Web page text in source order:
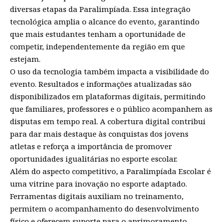
diversas etapas da Paralimpíada. Essa integração
tecnológica amplia o alcance do evento, garantindo
que mais estudantes tenham a oportunidade de
competir, independentemente da região em que
estejam.
O uso da tecnologia também impacta a visibilidade do
evento. Resultados e informações atualizadas são
disponibilizados em plataformas digitais, permitindo
que familiares, professores e o público acompanhem as
disputas em tempo real. A cobertura digital contribui
para dar mais destaque às conquistas dos jovens
atletas e reforça a importância de promover
oportunidades igualitárias no esporte escolar.
Além do aspecto competitivo, a Paralimpíada Escolar é
uma vitrine para inovação no esporte adaptado.
Ferramentas digitais auxiliam no treinamento,
permitem o acompanhamento do desenvolvimento